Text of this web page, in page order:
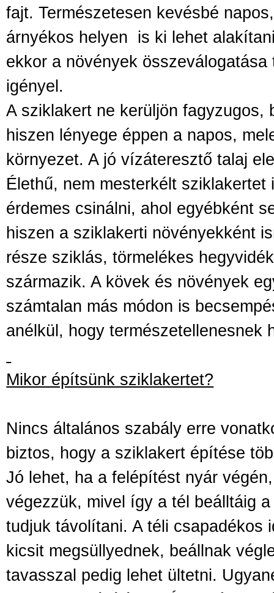
fajt. Természetesen kevésbé
árnyékos helyen is ki lehet
ekkor a növények összeválogatása
igényel.
A sziklakert ne kerüljön fagyzugos,
hiszen lényege éppen a napos,
környezet. A jó vízáteresztő talaj
Élethű, nem mesterkélt sziklakertet
érdemes csinálni, ahol egyébként
hiszen a sziklakerti növényekként
része sziklás, törmelékes
származik. A kövek és növények
számtalan más módon is
anélkül, hogy természetellenesnek
Mikor építsünk sziklakertet?
Nincs általános szabály erre
biztos, hogy a sziklakert építése
Jó lehet, ha a felépítést nyár
végezzük, mivel így a tél beálltáig
tudjuk távolítani. A téli csapadékos
kicsit megsüllyednek, beállnak
tavasszal pedig lehet ültetni.